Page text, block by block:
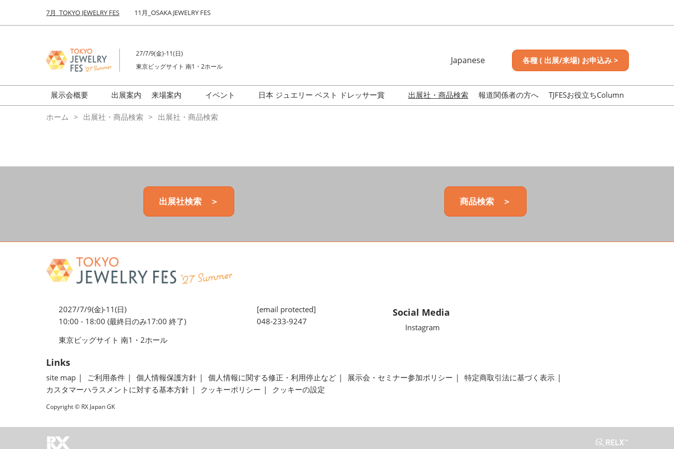
キ
し
て
む
to
7月_TOKYO JEWELRY FES 11月_OSAKA JEWELRY FES
27/7/9(金)-11(日)
東京ビッグサイト 南1・2ホール
Japanese
English
各種 ( 出展/来場) お申込み >
展示会概要
前回来場者数
ミネラル&ストーンFES
出展案内
来場案内
会場の様子
イベント
日本 ジュエリー ベスト ドレッサー賞
出展社・商品検索 報道関係者の方へ TJFESお役立ちColumn
ホーム 出展社・商品検索 出展社・商品検索
出展社検索 ＞ 商品検索 ＞
2027/7/9(金)-11(日)
10:00 - 18:00 (最終日のみ17:00 終了)
東京ビッグサイト 南1・2ホール
[email protected]
048-233-9247
Social Media
Instagram
Links
site map ご利用条件 個人情報保護方針 個人情報に関する修正・利用停止など 展示会・セミナー参加ポリシー
特定商取引法に基づく表示
カスタマーハラスメントに対する基本方針
クッキーポリシー クッキーの設定
Copyright © RX Japan GK